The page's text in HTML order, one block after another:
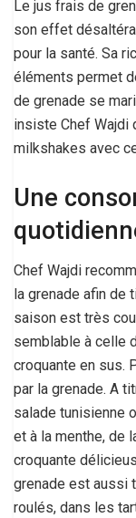
Le jus frais de
son effet
pour la santé. Sa
éléments permet
de grenade se
insiste Chef
milkshakes avec
Une
Chef Wajdi
la grenade afin de
saison est très
semblable à celle
croquante en sus.
par la grenade. A
salade tunisienne
et à la menthe, de
croquante
grenade est aussi
roulés, dans les